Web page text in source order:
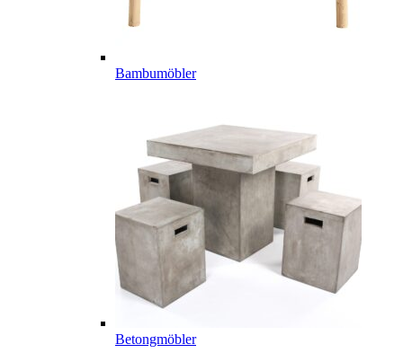
Bambumöbler
Betongmöbler